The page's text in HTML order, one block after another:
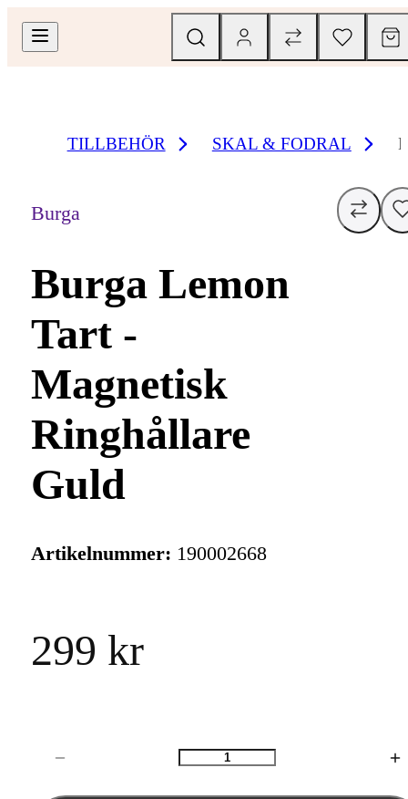
TILLBEHÖR SKAL & FODRAL
Burga
Burga Lemon
Tart -
Magnetisk
Ringhållare
Guld
Artikelnummer: 190002668
299 kr
Antal